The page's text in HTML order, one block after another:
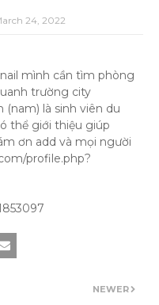
24, 2022
mình cần tìm phòng
trường city
(nam) là sinh viên du
thể giới thiệu giúp
ơn add và mọi người
profile.php?
NEWER